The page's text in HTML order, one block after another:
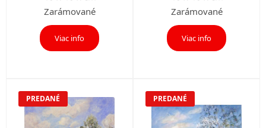
Zarámované
Viac info
Zarámované
Viac info
PREDANÉ PREDANÉ